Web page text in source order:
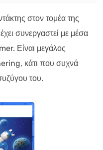
στον τομέα της
συνεργαστεί με μέσα
Είναι μεγάλος
κάτι που συχνά
του.